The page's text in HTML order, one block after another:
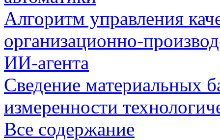
Алгоритм управления
организационно-
ИИ-агента
Сведение материальных
измеренности
Все содержание